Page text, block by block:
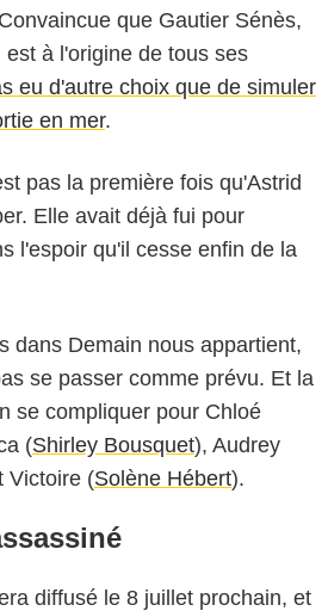
que Gautier Sénès,
à l'origine de tous ses
eu d'autre choix que de simuler
en mer.
pas la première fois qu'Astrid
Elle avait déjà fui pour
l'espoir qu'il cesse enfin de la
dans Demain nous appartient,
se passer comme prévu. Et la
se compliquer pour Chloé
(Shirley Bousquet), Audrey
Victoire (Solène Hébert).
diffusé le 8 juillet prochain, et